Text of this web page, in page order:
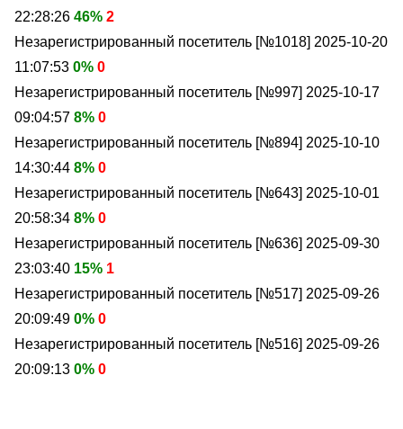
22:28:26 46% 2
Незарегистрированный посетитель [№1018] 2025-10-20
11:07:53 0% 0
Незарегистрированный посетитель [№997] 2025-10-17
09:04:57 8% 0
Незарегистрированный посетитель [№894] 2025-10-10
14:30:44 8% 0
Незарегистрированный посетитель [№643] 2025-10-01
20:58:34 8% 0
Незарегистрированный посетитель [№636] 2025-09-30
23:03:40 15% 1
Незарегистрированный посетитель [№517] 2025-09-26
20:09:49 0% 0
Незарегистрированный посетитель [№516] 2025-09-26
20:09:13 0% 0